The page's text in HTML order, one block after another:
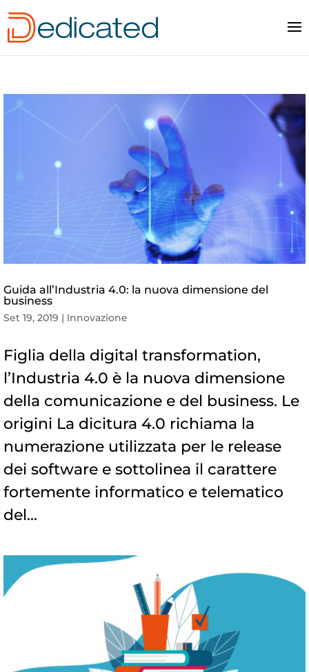
Guida all’Industria 4.0: la nuova dimensione del
business
Set 19, 2019 | Innovazione
Figlia della digital transformation,
l’Industria 4.0 è la nuova dimensione
della comunicazione e del business. Le
origini La dicitura 4.0 richiama la
numerazione utilizzata per le release
dei software e sottolinea il carattere
fortemente informatico e telematico
del...